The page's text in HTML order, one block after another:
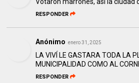
RESPONDER
Anónimo enero 31, 2025
LA VIVÍ LE GASTARA TODA LA
MUNICIPALIDAD COMO AL
RESPONDER